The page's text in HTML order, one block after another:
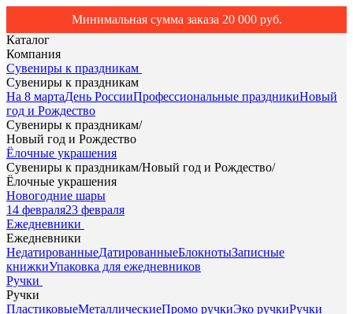
Минимальная сумма заказа 20 000 руб.
Каталог
Компания
Сувениры к праздникам
Сувениры к праздникам
На 8 мартаДень РоссииПрофессиональные праздникиНовый
год и Рождество
Сувениры к праздникам/
Новый год и Рождество
Ёлочные украшения
Сувениры к праздникам/Новый год и Рождество/
Ёлочные украшения
Новогодние шары
14 февраля23 февраля
Ежедневники
Ежедневники
НедатированныеДатированныеБлокнотыЗаписные
книжкиУпаковка для ежедневников
Ручки
Ручки
ПластиковыеМеталлическиеПромо ручкиЭко ручкиРучки